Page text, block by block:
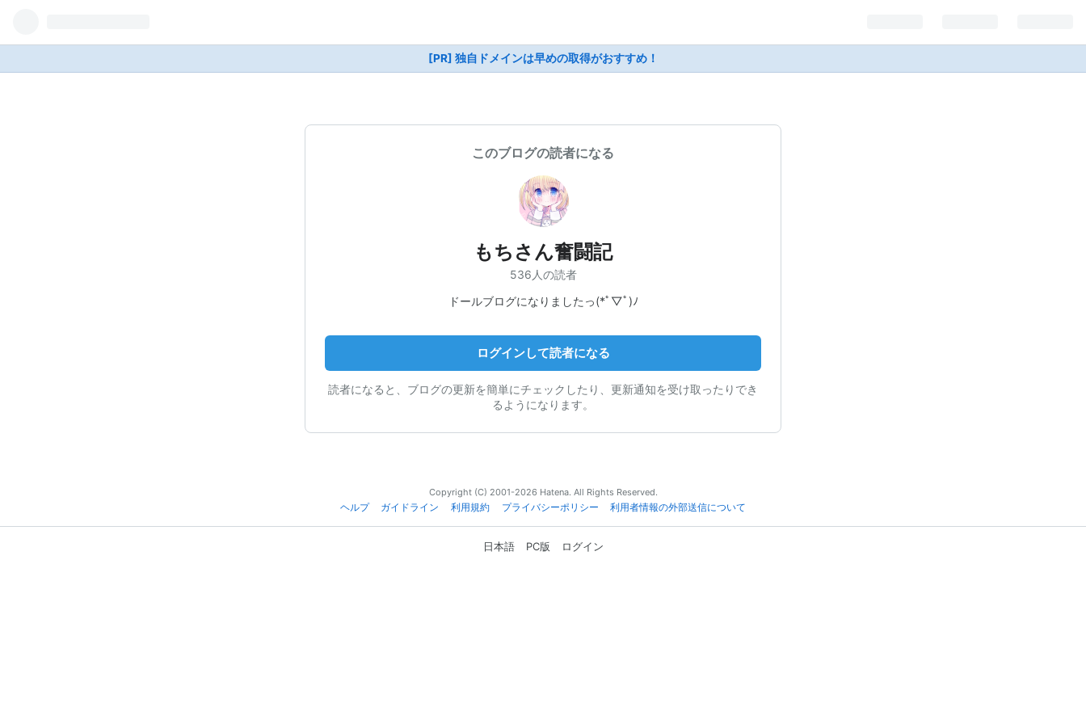
[PR] 独自ドメインは早めの取得がおすすめ！
このブログの読者になる
もちさん奮闘記
536人の読者
ドールブログになりましたっ(*ﾟ▽ﾟ)ﾉ
ログインして読者になる
読者になると、ブログの更新を簡単にチェックしたり、更新通知を受け取ったりでき
るようになります。
Copyright (C) 2001-2026 Hatena. All Rights Reserved.
ヘルプ
ガイドライン 利用規約 プライバシーポリシー 利用者情報の外部送信について
日本語 PC版 ログイン